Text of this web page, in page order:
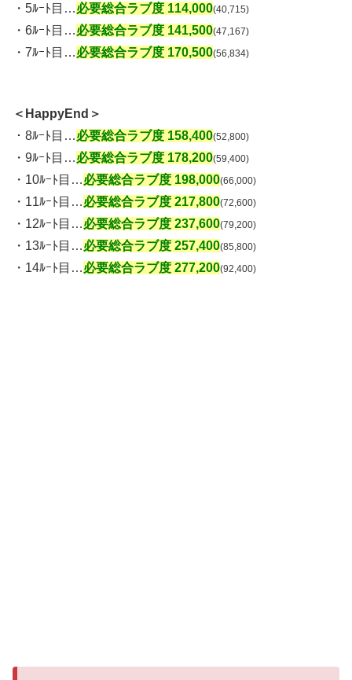
・5ﾙｰﾄ目…必要総合ラブ度 114,000(40,715)
・6ﾙｰﾄ目…必要総合ラブ度 141,500(47,167)
・7ﾙｰﾄ目…必要総合ラブ度 170,500(56,834)
＜HappyEnd＞
・8ﾙｰﾄ目…必要総合ラブ度 158,400(52,800)
・9ﾙｰﾄ目…必要総合ラブ度 178,200(59,400)
・10ﾙｰﾄ目…必要総合ラブ度 198,000(66,000)
・11ﾙｰﾄ目…必要総合ラブ度 217,800(72,600)
・12ﾙｰﾄ目…必要総合ラブ度 237,600(79,200)
・13ﾙｰﾄ目…必要総合ラブ度 257,400(85,800)
・14ﾙｰﾄ目…必要総合ラブ度 277,200(92,400)